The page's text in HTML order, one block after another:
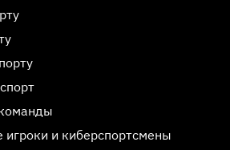
и киберспортсмены